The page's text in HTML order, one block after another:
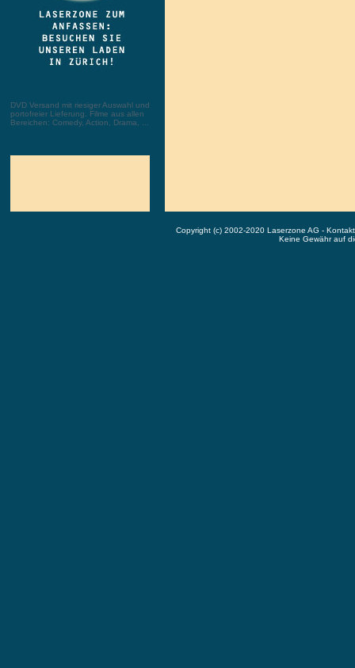
DVD Versand mit riesiger Auswahl und
portofreier Lieferung. Filme aus allen
Bereichen: Comedy, Action, Drama, ...
Copyright (c) 2002-2020 Laserzone AG -
Keine Gewähr auf